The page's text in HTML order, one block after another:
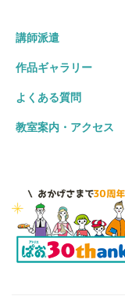
講師派遣
作品ギャラリー
よくある質問
教室案内・アクセス